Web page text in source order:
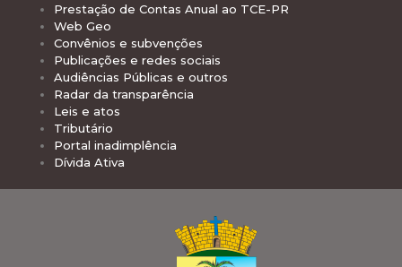
Prestação de Contas Anual ao TCE-PR
Web Geo
Convênios e subvenções
Publicações e redes sociais
Audiências Públicas e outros
Radar da transparência
Leis e atos
Tributário
Portal inadimplência
Dívida Ativa